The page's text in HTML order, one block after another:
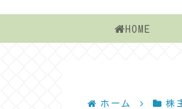
HOME
ホーム 株